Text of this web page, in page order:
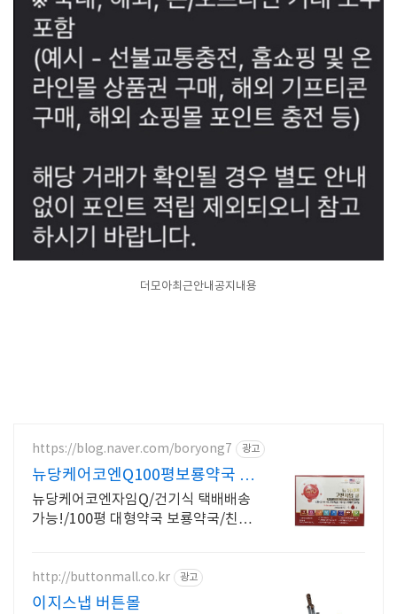
더모아최근안내공지내용
https://blog.naver.com/boryong7 광고
뉴당케어코엔Q100평보룡약국 대
형약국/태릉입구,육사 근처
뉴당케어코엔자임Q/건기식 택배배송
가능!/100평 대형약국 보룡약국/친절
http://buttonmall.co.kr 광고
이지스냅 버튼몰